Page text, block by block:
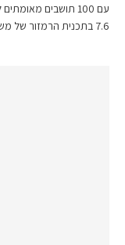
7.6 בתכנית הרמזור של משרד הבריאות …